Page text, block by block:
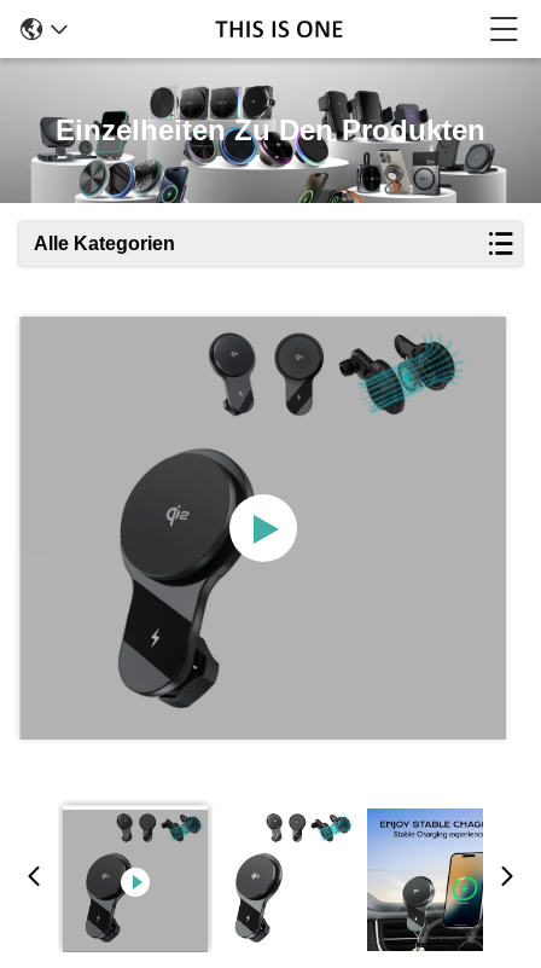
Einzelheiten Zu Den Produkten
Alle Kategorien